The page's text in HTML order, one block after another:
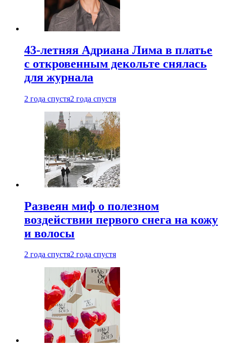
43-летняя Адриана Лима в платье
с откровенным декольте снялась
для журнала
2 года спустя2 года спустя
Развеян миф о полезном
воздействии первого снега на кожу
и волосы
2 года спустя2 года спустя